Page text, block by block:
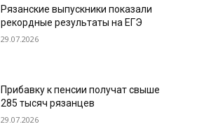
Рязанские выпускники показали
рекордные результаты на ЕГЭ
29.07.2026
Прибавку к пенсии получат свыше
285 тысяч рязанцев
29.07.2026